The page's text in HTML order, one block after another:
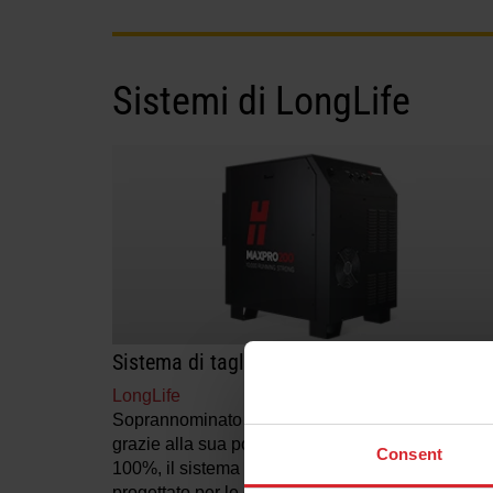
Consent
Sistemi di LongLife
Sistema di taglio plasma MAXPRO200
LongLife
Soprannominato il cavallo di battaglia del settore
grazie alla sua potenza e al suo ciclo di lavoro del
100%, il sistema di taglio plasma MAXPRO200